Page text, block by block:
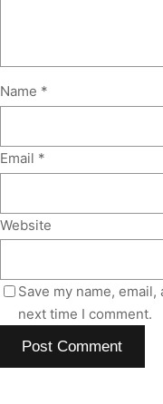
Name *
Email *
Website
Save my name,
next time I comment.